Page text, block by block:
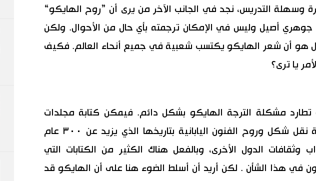
وسهلة التدريس، نجد في الجانب الآخر من يرى أن ”روح الهايكو“
أصيل وليس في الإمكان ترجمته بأي حال من الأحوال. ولكن
هو أن شعر الهايكو يكتسب شعبية في جميع أنحاء العالم. فكيف
يا ترى؟
تطارد مشكلة الترجة الهايكو بشكل دائم. فيمكن كتابة مجلدات
كاملة عن كيفية نقل شكل وروح الفنون اليابانية بتاريخها الذي يزيد عن ٣٠٠ عام
وثقافات الدول الأخرى، وبالفعل هناك الكثير من الكتابات التي
في هذا الشأن . لكن أريد أن أسلط الضوء هنا على أن الهايكو قد